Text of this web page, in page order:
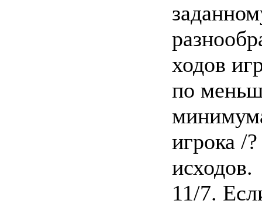
ходов
по
игрока /
исходов.
11/7.